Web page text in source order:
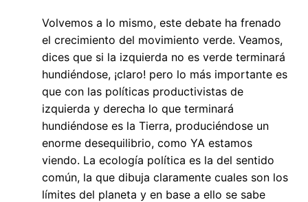
Volvemos a lo mismo, este debate ha frenado
el crecimiento del movimiento verde. Veamos,
dices que si la izquierda no es verde terminará
hundiéndose, ¡claro! pero lo más importante es
que con las políticas productivistas de
izquierda y derecha lo que terminará
hundiéndose es la Tierra, produciéndose un
enorme desequilibrio, como YA estamos
viendo. La ecología política es la del sentido
común, la que dibuja claramente cuales son los
límites del planeta y en base a ello se sabe